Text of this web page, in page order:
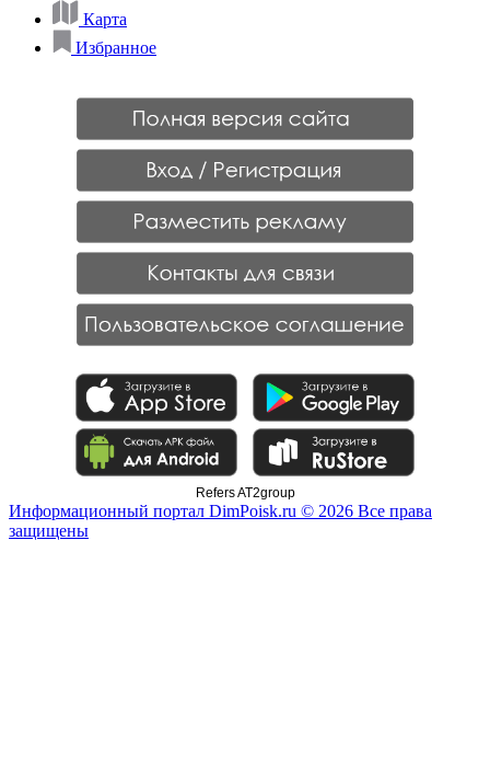
Карта
Избранное
Refers AT2group
Информационный портал DimPoisk.ru © 2026 Все права
защищены